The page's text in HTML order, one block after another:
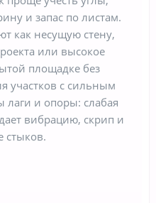
и запас по листам.
как несущую стену,
или высокое
площадке без
участков с сильным
лаги и опоры: слабая
вибрацию, скрип и
стыков.